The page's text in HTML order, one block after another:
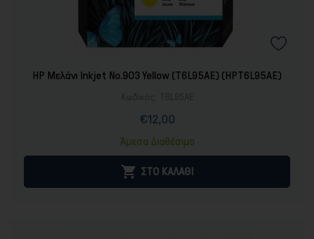
Περιφερειακά PC & Οθόνες
HP Μελάνι Inkjet No.903 Yellow (T6L95AE) (HPT6L95AE)
Τιμή
€12,00
Άμεσα Διαθέσιμο
 ΣΤΟ ΚΑΛΑΘΙ